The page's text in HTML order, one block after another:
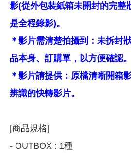
影(從外包裝紙箱未開封的完整
是全程錄影)。
＊影片需清楚拍攝到：未拆封
品本身、訂購單，以方便確認。
＊影片請提供：原檔清晰開箱
辨識的快轉影片。
[商品規格]
- OUTBOX : 1種